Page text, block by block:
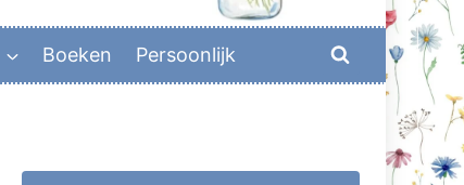
Boeken Persoonlijk